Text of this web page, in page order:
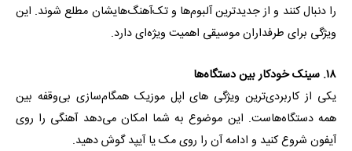
را دنبال کنند و از جدیدترین آلبوم‌ها و تک‌آهنگ‌هایشان مطلع شوند. این
ویژگی برای طرفداران موسیقی اهمیت ویژه‌ای دارد.
۱۸. سینک خودکار بین دستگاه‌ها
یکی از کاربردی‌ترین ویژگی های اپل موزیک همگام‌سازی بی‌وقفه بین
همه دستگاه‌هاست. این موضوع به شما امکان می‌دهد آهنگی را روی
آیفون شروع کنید و ادامه آن را روی مک یا آیپد گوش دهید.